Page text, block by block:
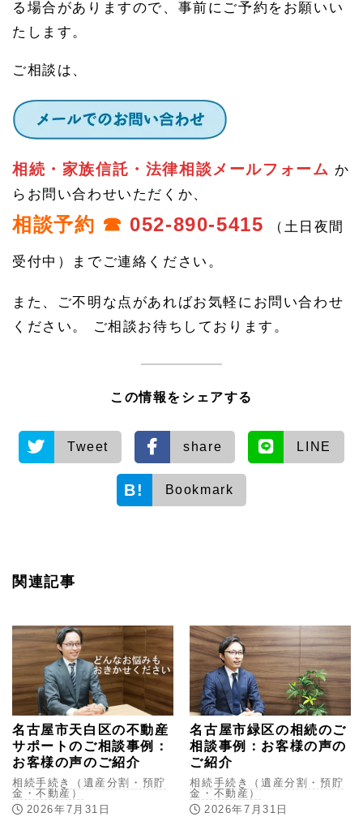
る場合がありますので、事前にご予約をお願いい
たします。
ご相談は、
相続・家族信託・法律相談メールフォーム か
らお問い合わせいただくか、
相談予約 ☎ 052-890-5415 （土日夜間
受付中）までご連絡ください。
また、ご不明な点があればお気軽にお問い合わせ
ください。 ご相談お待ちしております。
この情報をシェアする
Tweet share LINE
Bookmark
関連記事
名古屋市天白区の不動産
サポートのご相談事例：
お客様の声のご紹介
相続手続き（遺産分割・預貯
金・不動産）
2026年7月31日
名古屋市緑区の相続のご
相談事例：お客様の声の
ご紹介
相続手続き（遺産分割・預貯
金・不動産）
2026年7月31日